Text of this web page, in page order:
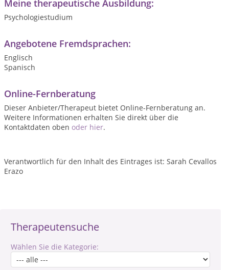
Therapeutensuche
Wählen Sie die Kategorie:
Meine therapeutische Ausbildung:
Psychologiestudium
Angebotene Fremdsprachen:
Englisch
Spanisch
Online-Fernberatung
Dieser Anbieter/Therapeut bietet Online-Fernberatung an.
Weitere Informationen erhalten Sie direkt über die
Kontaktdaten oben oder hier.
Verantwortlich für den Inhalt des Eintrages ist: Sarah Cevallos
Erazo